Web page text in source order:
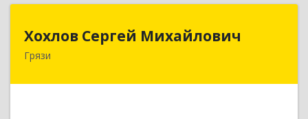
Хохлов Сергей Михайлович
Грязи
Хохлов Сергей Михайлович